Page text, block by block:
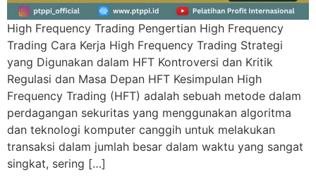
High Frequency Trading Pengertian High Frequency
Trading Cara Kerja High Frequency Trading Strategi
yang Digunakan dalam HFT Kontroversi dan Kritik
Regulasi dan Masa Depan HFT Kesimpulan High
Frequency Trading (HFT) adalah sebuah metode dalam
perdagangan sekuritas yang menggunakan algoritma
dan teknologi komputer canggih untuk melakukan
transaksi dalam jumlah besar dalam waktu yang sangat
singkat, sering […]